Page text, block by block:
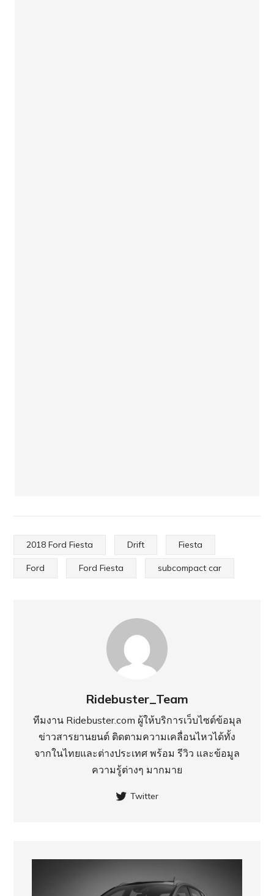
2018 Ford Fiesta Drift Fiesta
Ford Ford Fiesta subcompact car
Ridebuster_Team
ทีมงาน Ridebuster.com ผู้ให้บริการเว็บไซต์ข้อมุล
ข่าวสารยานยนต์ ติดตามความเคลื่อนไหวได้ทั้ง
จากในไทยและต่างประเทศ พร้อม รีวิว และข้อมูล
ความรู้ต่างๆ มากมาย
Twitter